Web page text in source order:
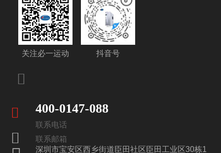
抖音号
关注必一运动
400-0147-088
联系电话
联系邮箱
深圳市宝安区西乡街道臣田社区臣田工业区30栋1